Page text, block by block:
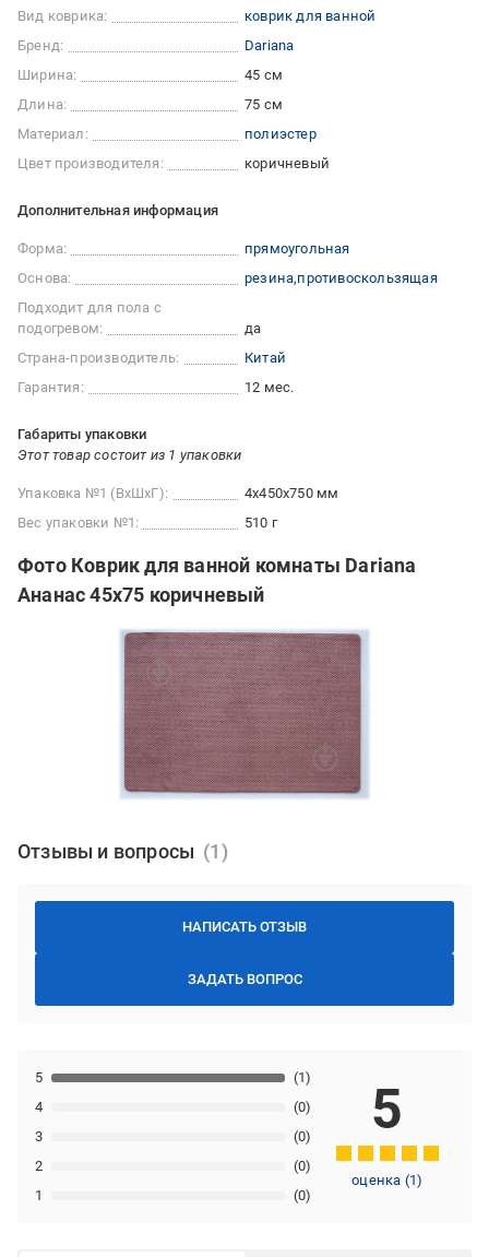
Вид коврика:
коврик для ванной
Бренд:
Dariana
Ширина:
45 см
Длина:
75 см
Материал:
полиэстер
Цвет производителя:
коричневый
Дополнительная информация
Форма:
прямоугольная
Основа:
резина противоскользящая
Подходит для пола с
подогревом:
да
Страна-производитель:
Китай
Гарантия:
12 мес.
Габариты упаковки
Этот товар состоит из 1 упаковки
Упаковка №1 (ВхШхГ):
4x450x750 мм
Вес упаковки №1:
510 г
Фото Коврик для ванной комнаты Dariana
Ананас 45х75 коричневый
Отзывы и вопросы
НАПИСАТЬ ОТЗЫВ
ЗАДАТЬ ВОПРОС
1 (0)
2 (0)
3 (0)
4 (0)
5 (1)
5
оценка (1)